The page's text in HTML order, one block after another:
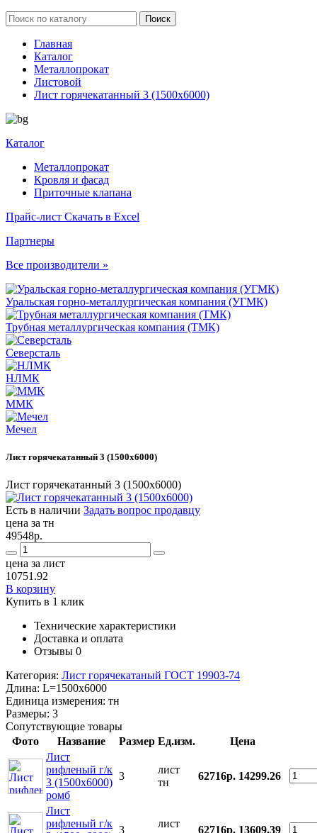
Главная
Каталог
Металлопрокат
Листовой
Лист горячекатанный 3 (1500х6000)
Каталог
Металлопрокат
Кровля и фасад
Приточные клапана
Прайс-лист Скачать в Excel
Партнеры
Все производители »
Уральская горно-металлургическая компания (УГМК)
Трубная металлургическая компания (ТМК)
Северсталь
НЛМК
ММК
Мечел
Лист горячекатанный 3 (1500х6000)
Лист горячекатанный 3 (1500х6000)
Есть в наличии Задать вопрос продавцу
цена за тн
49548р.
цена за лист
10751.92
В корзину
Купить в 1 клик
Технические характеристики
Доставка и оплата
Отзывы 0
Категория: Лист горячекатаный ГОСТ 19903-74
Длина: L=1500x6000
Единица измерения: тн
Размеры: 3
Сопутствующие товары
Фото
Название Размер Ед.изм.
Цена
Лист
рифленый г/к
3 (1500х6000)
ромб
3
лист
тн
62716р. 14299.26
Лист
рифленый г/к
3
лист
62716р. 13609.39